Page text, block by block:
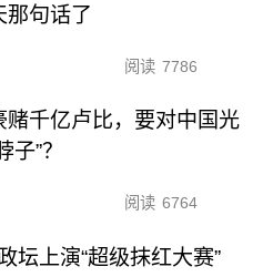
那句话了
阅读 7786
赌千亿卢比，要对中国光
子”？
阅读 6764
坛上演“超级抹红大赛”